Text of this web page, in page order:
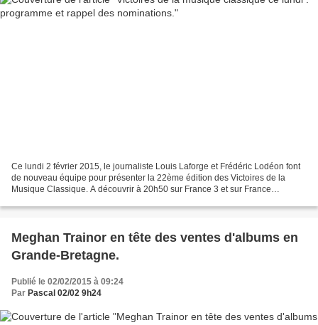
Ce lundi 2 février 2015, le journaliste Louis Laforge et Frédéric Lodéon font
de nouveau équipe pour présenter la 22ème édition des Victoires de la
Musique Classique. A découvrir à 20h50 sur France 3 et sur France
Meghan Trainor en tête des ventes d'albums en
Grande-Bretagne.
Publié le 02/02/2015 à 09:24
Par Pascal 02/02 9h24